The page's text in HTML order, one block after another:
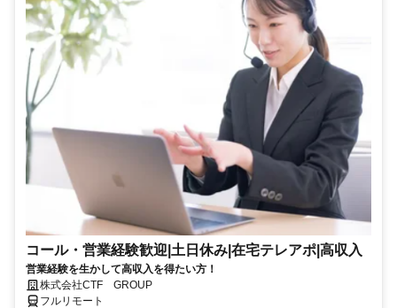
コール・営業経験歓迎|土日休み|在宅テレアポ|高収入
営業経験を生かして高収入を得たい方！
株式会社CTF GROUP
フルリモート